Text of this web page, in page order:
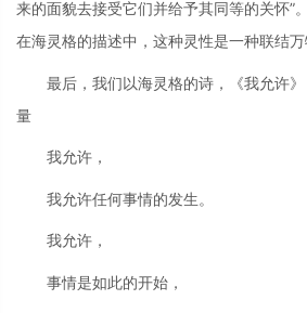
来的面貌去接受它们并给予其同等的关怀”
在海灵格的描述中，这种灵性是一种联结万
最后，我们以海灵格的诗，《我允许
量
我允许，
我允许任何事情的发生。
我允许，
事情是如此的开始，